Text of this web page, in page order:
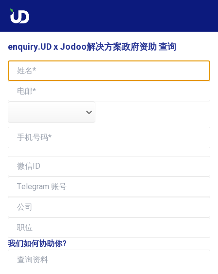
enquiry.UD x Jodoo解决方案政府资助 查询
我们如何协助你?